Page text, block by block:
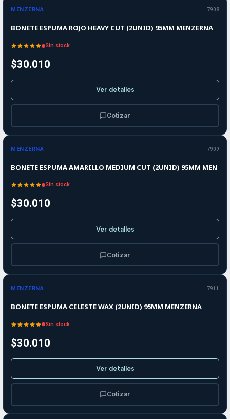
Agotado
MENZERNA 7908
BONETE ESPUMA ROJO HEAVY CUT (2UNID) 95MM MENZERNA
Sin stock
$30.010
Ver detalles
Cotizar
Agotado
MENZERNA 7909
BONETE ESPUMA AMARILLO MEDIUM CUT (2UNID) 95MM MEN
Sin stock
$30.010
Ver detalles
Cotizar
Agotado
MENZERNA 7911
BONETE ESPUMA CELESTE WAX (2UNID) 95MM MENZERNA
Sin stock
$30.010
Ver detalles
Cotizar